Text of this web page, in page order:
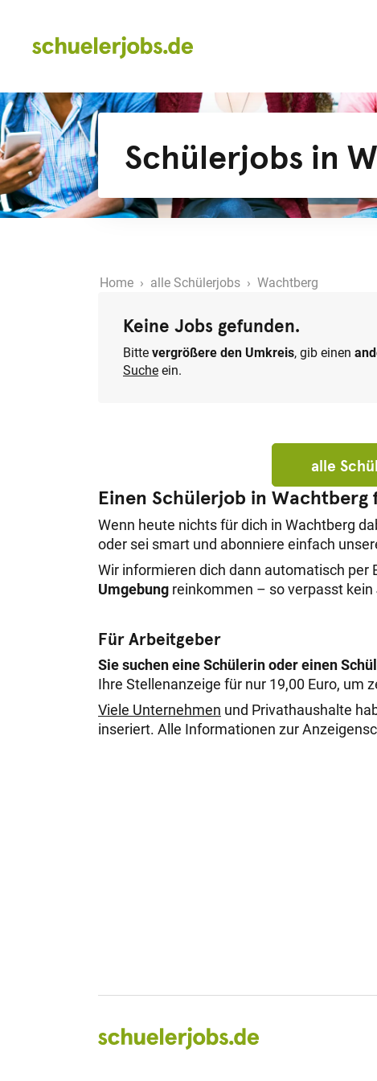
Schülerjobs in
Home › alle Schülerjobs › Wachtberg
Keine Jobs gefunden.
Bitte vergrößere den Umkreis, gib einen
Suche ein.
alle
Einen Schülerjob in Wachtberg
Wenn heute nichts für dich in Wachtberg
oder sei smart und abonniere einfach
Wir informieren dich dann automatisch per
Umgebung reinkommen – so verpasst
Für Arbeitgeber
Sie suchen eine Schülerin oder einen
Ihre Stellenanzeige für nur 19,00 Euro, um
Viele Unternehmen und Privathaushalte
inseriert. Alle Informationen zur